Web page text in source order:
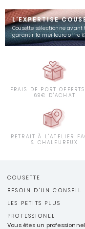
L'EXPERTISE
Cousette sélectionne avant
garantir la meilleure offre
FRAIS DE PORT
69€ D'ACHAT
RETRAIT À L'ATELIER
& CHALEUREUX
COUSETTE
BESOIN D'UN CONSEIL
LES PETITS PLUS
PROFESSIONEL
Vous êtes un professionnel